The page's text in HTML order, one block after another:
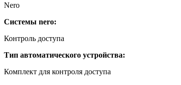
Nero
Системы nero:
Контроль доступа
Тип автоматического устройства:
Комплект для контроля доступа